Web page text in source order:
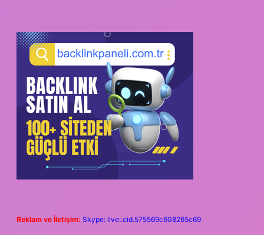
Reklam ve İletişim: Skype: live:.cid.575569c608265c69